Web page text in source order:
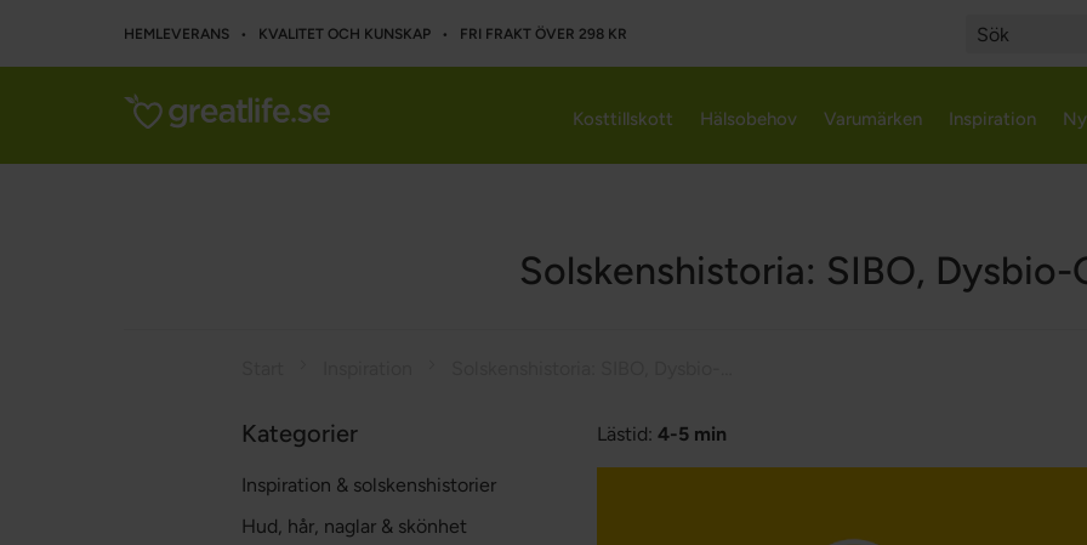
HEMLEVERANS • KVALITET OCH KUNSKAP • FRI FRAKT ÖVER 298 KR
Kosttillskott Hälsobehov Varumärken Inspiration
Solskenshistoria: SIBO, Dysbio-
Lästid:4-5 min
Kategorier
Inspiration & solskenshistorier
Hud, hår, naglar & skönhet